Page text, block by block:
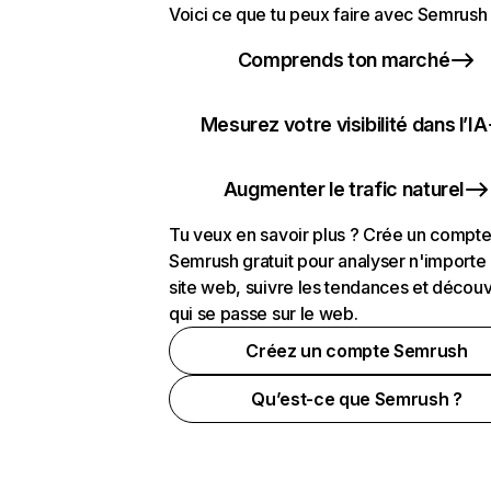
Voici ce que tu peux faire avec Semrush
Comprends ton marché
Mesurez votre visibilité dans l’IA
Augmenter le trafic naturel
Tu veux en savoir plus ? Crée un compte
Semrush gratuit pour analyser n'importe
site web, suivre les tendances et
qui se passe sur le web.
Créez un compte Semrush
Qu’est-ce que Semrush ?